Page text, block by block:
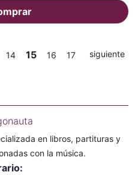
14 15 16
17
siguiente
en libros, partituras y
con la música.